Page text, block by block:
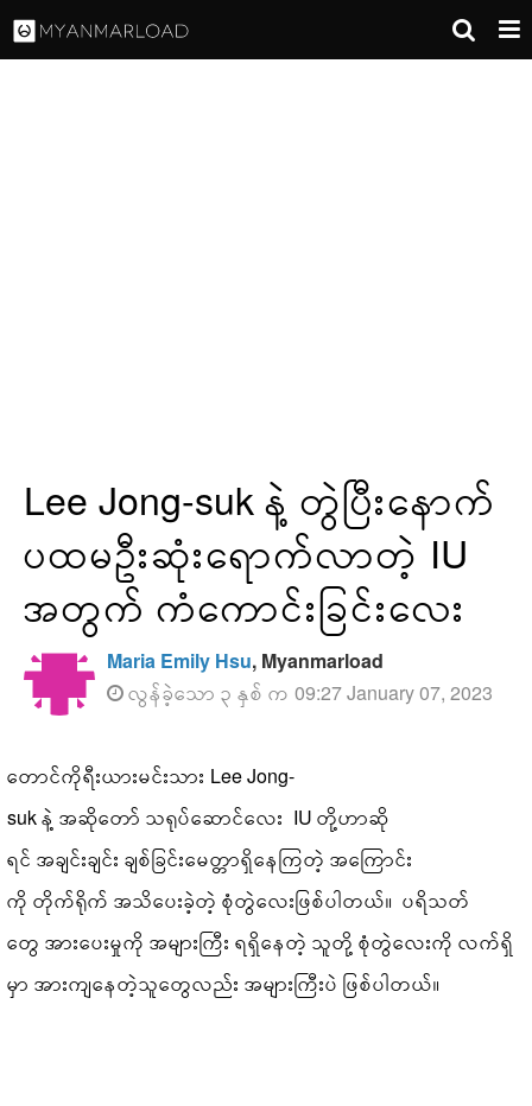
Lee Jong-suk နဲ့ တွဲပြီးနောက်
ပထမဦးဆုံးရောက်လာတဲ့ IU
အတွက် ကံကောင်းခြင်းလေး
Maria Emily Hsu, Myanmarload
လွန်ခဲ့သော ၃ နှစ် က 09:27 January 07, 2023
တောင်ကိုရီးယားမင်းသား Lee Jong-
suk နဲ့ အဆိုတော် သရုပ်ဆောင်လေး IU တို့ဟာဆို
ရင် အချင်းချင်း ချစ်ခြင်းမေတ္တာရှိနေကြတဲ့ အကြောင်း
ကို တိုက်ရိုက် အသိပေးခဲ့တဲ့ စုံတွဲလေးဖြစ်ပါတယ်။ ပရိသတ်
တွေ အားပေးမှုကို အများကြီး ရရှိနေတဲ့ သူတို့ စုံတွဲလေးကို လက်ရှိ
မှာ အားကျနေတဲ့သူတွေလည်း အများကြီးပဲ ဖြစ်ပါတယ်။